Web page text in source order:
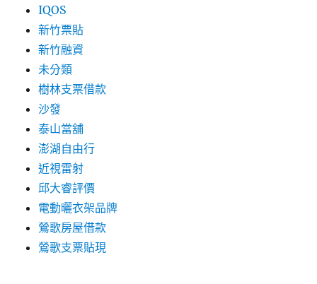
IQOS
新竹票貼
新竹融資
未分類
樹林支票借款
沙發
泰山當舖
澎湖自由行
近視雷射
邱大睿評價
電動曬衣架品牌
鶯歌房屋借款
鶯歌支票貼現